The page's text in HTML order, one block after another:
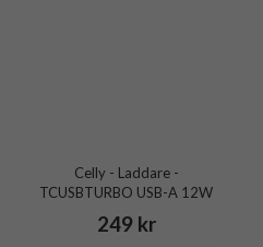
Celly - Laddare -
TCUSBTURBO USB-A 12W
249 kr